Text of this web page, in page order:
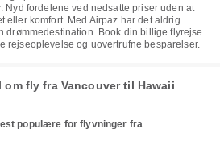
Nyd fordelene ved nedsatte priser uden at
eller komfort. Med Airpaz har det aldrig
drømmedestination. Book din billige flyrejse
rejseoplevelse og uovertrufne besparelser.
fly fra Vancouver til Hawaii
populære for flyvninger fra